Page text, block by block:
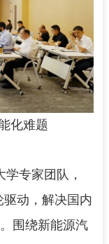
化难题
专家团队，
动，解决国内
围绕新能源汽